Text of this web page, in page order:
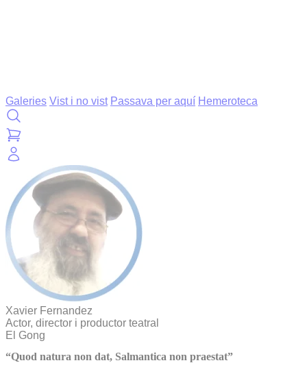
Galeries Vist i no vist Passava per aquí Hemeroteca
Xavier Fernandez
Actor, director i productor teatral
El Gong
“Quod natura non dat, Salmantica non praestat”